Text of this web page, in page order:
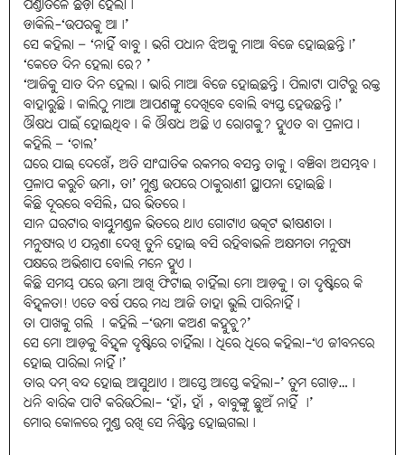
ଡାକିଲି-‘ଉପରକୁ ଆ।’
ସେ କହିଲା – ‘ନାହିଁ ବାବୁ। ଭଗି ପଧାନ ଝିଅକୁ ମାଆ ବିଜେ ହୋଇଛନ୍ତି।’
‘କେତେ ଦିନ ହେଲା ରେ? ’
‘ଆଜିକୁ ସାତ ଦିନ ହେଲା। ଭାରି ମାଆ ବିଜେ ହୋଇଛନ୍ତି। ପିଲାଟା ପାଟିରୁ ରକ୍ତ
ବାହାରୁଛି। କାଲିଠୁ ମାଆ ଆପଣଙ୍କୁ ଦେଖିବେ ବୋଲି ବ୍ୟସ୍ତ ହେଉଛନ୍ତି।’
ଔଷଧ ପାଇଁ ହୋଇଥିବ। କି ଔଷଧ ଅଛି ଏ ରୋଗକୁ? ହୁଏତ ବା ପ୍ରଳାପ।
କହିଲି – ‘ଚାଲ’
ଘରେ ଯାଇ ଦେଖେଁ, ଅତି ସାଂଘାତିକ ରକମର ବସନ୍ତ ତାକୁ। ବଞ୍ଚିବା ଅସମ୍ଭବ।
ପ୍ରଳାପ କରୁଚି ଉମା, ତା’ ମୁଣ୍ଡ ଉପରେ ଠାକୁରାଣୀ ସ୍ଥାପନା ହୋଇଛି।
କିଛି ଦୂରରେ ବସିଲି, ଘର ଭିତରେ।
ସାନ ଘରଟାର ବାୟୁମଣ୍ଡଳ ଭିତରେ ଥାଏ ଗୋଟାଏ ଉତ୍କଟ ଭୀଷଣତା।
ମନୁଷ୍ୟର ଏ ଯନ୍ତ୍ରଣା ଦେଖି ତୁନି ହୋଇ ବସି ରହିବାଭଳି ଅକ୍ଷମତା ମନୁଷ୍ୟ
ପକ୍ଷରେ ଅଭିଶାପ ବୋଲି ମନେ ହୁଏ।
କିଛି ସମୟ ପରେ ଉମା ଆଖି ଫିଟାଇ ଚାହିଁଲା ମୋ ଆଡ଼କୁ। ତା ଦୃଷ୍ଟିରେ କି
ବିହ୍ୱଳତା! ଏତେ ବର୍ଷ ପରେ ମଧ୍ୟ ଆଜି ତାହା ଭୁଲି ପାରିନାହିଁ।
ତା ପାଖକୁ ଗଲି । କହିଲି –‘ଉମା କଅଣ କହୁଚୁ?’
ସେ ମୋ ଆଡ଼କୁ ବିହ୍ୱଳ ଦୃଷ୍ଟିରେ ଚାହିଁଲା। ଧିରେ ଧିରେ କହିଲା-‘ଏ ଜୀବନରେ
ହୋଇ ପାରିଲା ନାହିଁ।’
ତାର ଦମ୍‌ ବନ୍ଦ ହୋଇ ଆସୁଥାଏ। ଆସ୍ତେ ଆସ୍ତେ କହିଲା-’ ତୁମ ଗୋଡ଼…।
ଧନି ବାରିକ ପାଟି କରିଉଠିଲା- ‘ହାଁ, ହାଁ , ବାବୁଙ୍କୁ ଛୁଅଁ ନାହିଁ ।’
ମୋର କୋଳରେ ମୁଣ୍ଡ ରଖି ସେ ନିଶ୍ଚିନ୍ତ ହୋଇଗଲା।